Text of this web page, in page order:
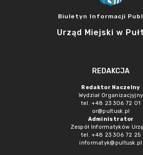
Biuletyn Informacji
Urząd Miejski w
REDAKCJA
Redaktor Naczelny
Wydział Organizacjyjny
tel. +48 23 306 72 01
or@pultusk.pl
Administrator
Zespół Informatyków
tel. +48 23 306 72 25
informatyk@pultusk.pl